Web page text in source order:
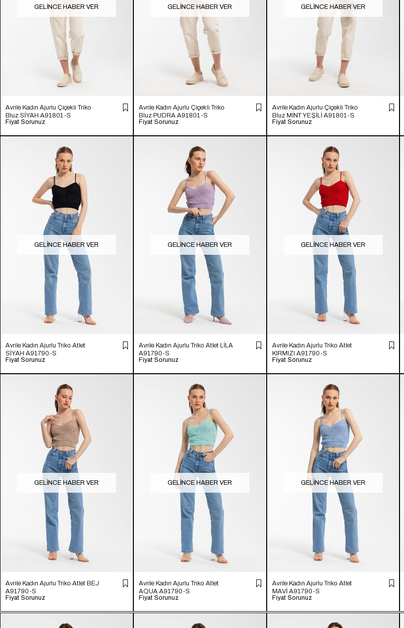
GELINCE HABER VER
Avrile Kadın Ajurlu Çiçekli Triko
Bluz SİYAH A91801-S
Fiyat Sorunuz
GELINCE HABER VER
Avrile Kadın Ajurlu Çiçekli Triko
Bluz PUDRA A91801-S
Fiyat Sorunuz
GELINCE HABER VER
Avrile Kadın Ajurlu Çiçekli Triko
Bluz MİNT YEŞİLİ A91801-S
Fiyat Sorunuz
GELINCE HABER VER
Avrile Kadın Ajurlu Triko Atlet
SİYAH A91790-S
Fiyat Sorunuz
GELINCE HABER VER
Avrile Kadın Ajurlu Triko Atlet LİLA
A91790-S
Fiyat Sorunuz
GELINCE HABER VER
Avrile Kadın Ajurlu Triko Atlet
KIRMIZI A91790-S
Fiyat Sorunuz
GELINCE HABER VER
Avrile Kadın Ajurlu Triko Atlet BEJ
A91790-S
Fiyat Sorunuz
GELINCE HABER VER
Avrile Kadın Ajurlu Triko Atlet
AQUA A91790-S
Fiyat Sorunuz
GELINCE HABER VER
Avrile Kadın Ajurlu Triko Atlet
MAVİ A91790-S
Fiyat Sorunuz